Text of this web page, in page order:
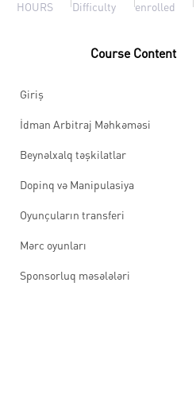
HOURS
Difficulty
enrolled
Course Content
Giriş
İdman Arbitraj Məhkəməsi
Beynəlxalq təşkilatlar
Dopinq və Manipulasiya
Oyunçuların transferi
Mərc oyunları
Sponsorluq məsələləri